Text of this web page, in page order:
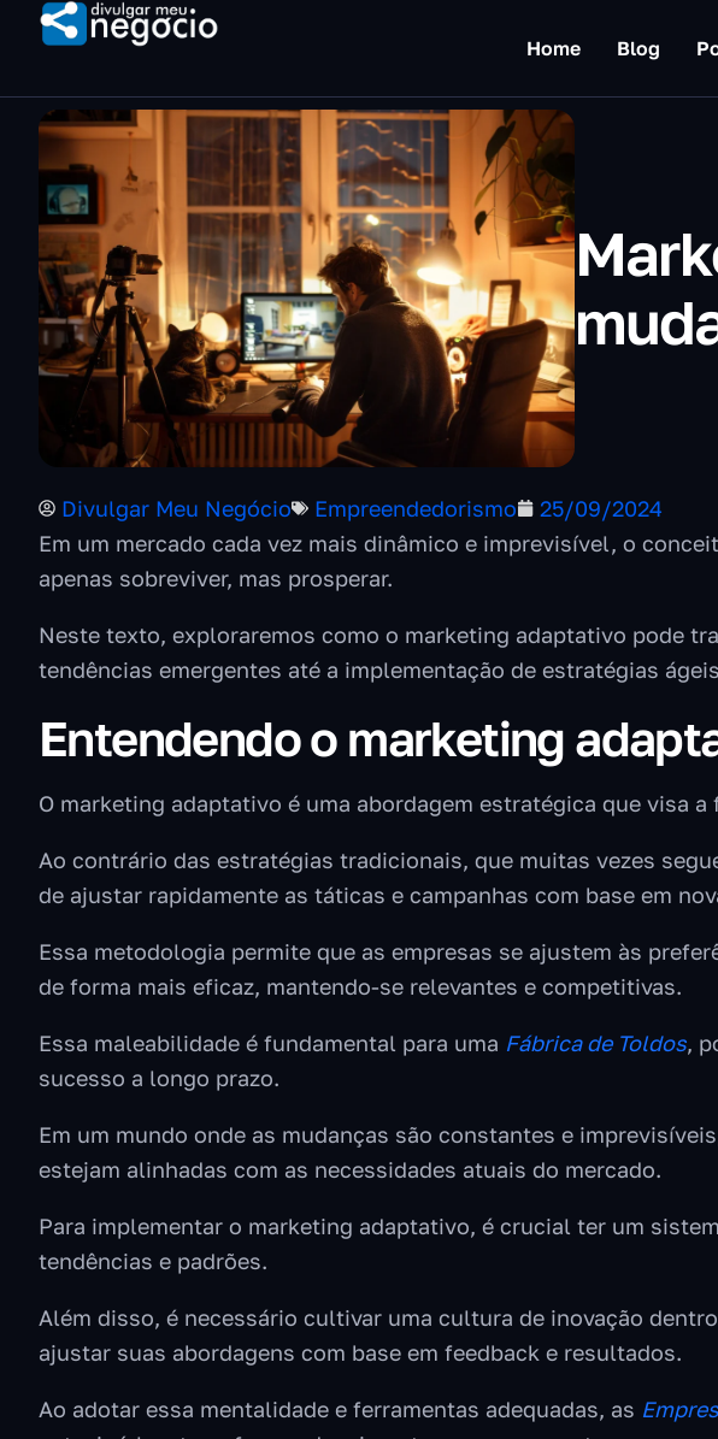
Home Blog
Divulgar Meu Negócio Empreendedorismo
25/09/2024
Em um mercado cada vez mais dinâmico e imprevisível, o
apenas sobreviver, mas prosperar.
Neste texto, exploraremos como o marketing adaptativo pode
tendências emergentes até a implementação de estratégias
Entendendo o marketing
O marketing adaptativo é uma abordagem estratégica que visa
Ao contrário das estratégias tradicionais, que muitas vezes
de ajustar rapidamente as táticas e campanhas com base em
Essa metodologia permite que as empresas se ajustem às
de forma mais eficaz, mantendo-se relevantes e competitivas.
Essa maleabilidade é fundamental para uma Fábrica de Toldos,
sucesso a longo prazo.
Em um mundo onde as mudanças são constantes e
estejam alinhadas com as necessidades atuais do mercado.
Para implementar o marketing adaptativo, é crucial ter um
tendências e padrões.
Além disso, é necessário cultivar uma cultura de inovação
ajustar suas abordagens com base em feedback e resultados.
Ao adotar essa mentalidade e ferramentas adequadas, as